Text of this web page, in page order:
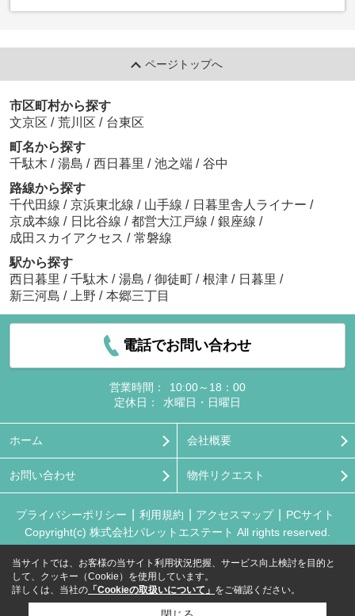
ページトップへ
市区町村から探す
文京区 / 荒川区 / 台東区
町名から探す
千駄木 / 湯島 / 西日暮里 / 池之端 / 谷中
路線から探す
千代田線 / 京浜東北線 / 山手線 / 日暮里舎人ライナー /
京成本線 / 日比谷線 / 都営大江戸線 / 銀座線 /
成田スカイアクセス / 常磐線
駅から探す
西日暮里 / 千駄木 / 湯島 / 御徒町 / 根津 / 日暮里 /
新三河島 / 上野 / 本郷三丁目
電話でお問い合わせ
営業時間：
10:00～18：00
定休日：
水曜日・日曜日
ホーム 会社概要
お問い合わせ 物件リクエスト
プライバシーポリシー 利用規約 アクセスマップ
PCサイト
Copyright(c) 株式会社パレットエステート All rights reserved.
当サイトでは、お客様の当サイト利用状況把握、サービス向上検討を目的と
して、クッキー（Cookie）を使用しています。
詳しくは、当社の 「Cookieの取扱いについて」 をご確認ください。